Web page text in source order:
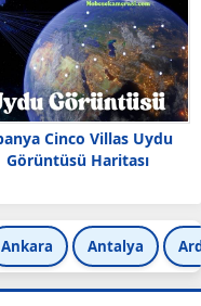
Cinco Villas Uydu
Görüntüsü Haritası
Ankara Antalya